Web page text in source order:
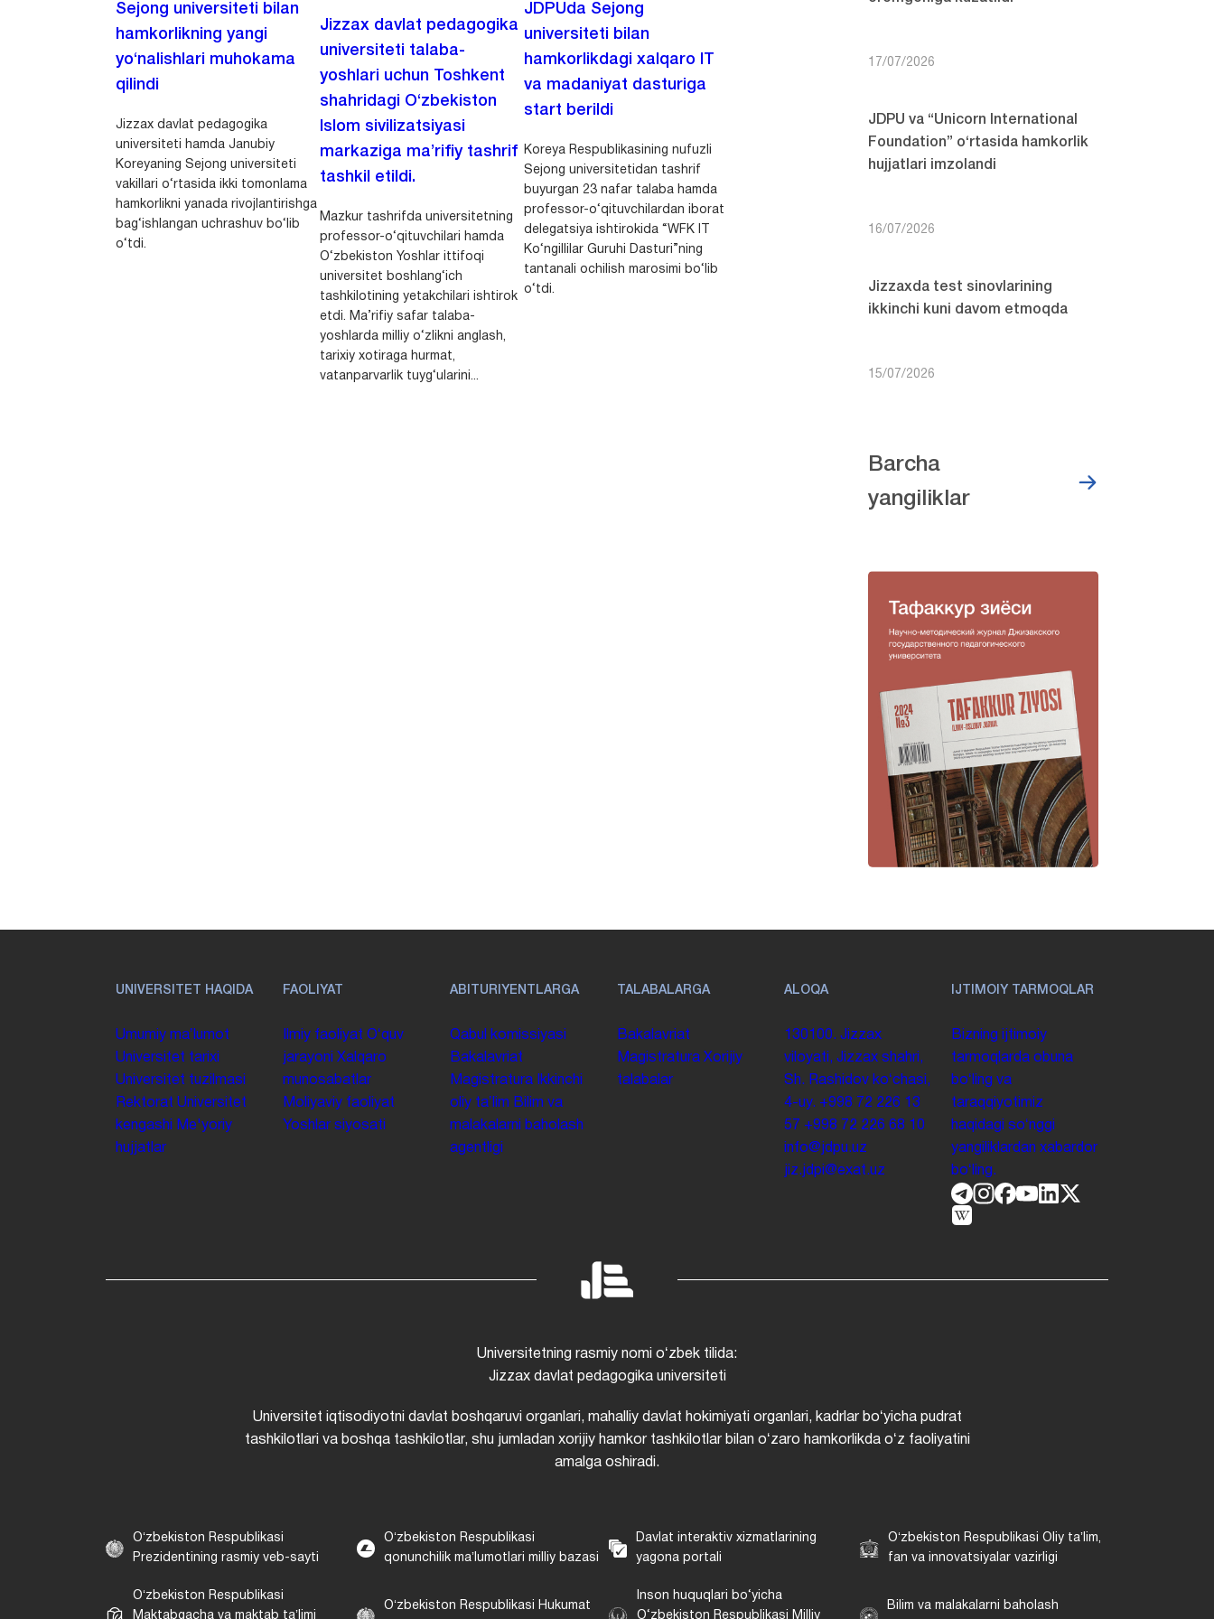
Sejong universiteti bilan
hamkorlikning yangi
yo‘nalishlari muhokama
qilindi
Jizzax davlat pedagogika
universiteti hamda Janubiy
Koreyaning Sejong universiteti
vakillari o‘rtasida ikki tomonlama
hamkorlikni yanada rivojlantirishga
bag‘ishlangan uchrashuv bo‘lib
o‘tdi.
Jizzax davlat pedagogika
universiteti talaba-
yoshlari uchun Toshkent
shahridagi O‘zbekiston
Islom sivilizatsiyasi
markaziga ma’rifiy tashrif
tashkil etildi.
Mazkur tashrifda universitetning
professor-o‘qituvchilari hamda
O‘zbekiston Yoshlar ittifoqi
universitet boshlang‘ich
tashkilotining yetakchilari ishtirok
etdi. Ma’rifiy safar talaba-
yoshlarda milliy o‘zlikni anglash,
tarixiy xotiraga hurmat,
vatanparvarlik tuyg‘ularini...
JDPUda Sejong
universiteti bilan
hamkorlikdagi xalqaro IT
va madaniyat dasturiga
start berildi
Koreya Respublikasining nufuzli
Sejong universitetidan tashrif
buyurgan 23 nafar talaba hamda
professor-o‘qituvchilardan iborat
delegatsiya ishtirokida “WFK IT
Ko‘ngillilar Guruhi Dasturi”ning
tantanali ochilish marosimi bo‘lib
o‘tdi.
17/07/2026
JDPU va “Unicorn International
Foundation” o‘rtasida hamkorlik
hujjatlari imzolandi
16/07/2026
Jizzaxda test sinovlarining
ikkinchi kuni davom etmoqda
15/07/2026
Barcha
yangiliklar
UNIVERSITET HAQIDA
Umumiy maʼlumot
Universitet tarixi
Universitet tuzilmasi
Rektorat Universitet
kengashi
Me'yoriy
hujjatlar
FAOLIYAT
Ilmiy faoliyat Oʻquv
jarayoni Xalqaro
munosabatlar
Moliyaviy faoliyat
Yoshlar siyosati
ABITURIYENTLARGA
Qabul komissiyasi
Bakalavriat
Magistratura
Ikkinchi
oliy taʼlim Bilim va
malakalarni baholash
agentligi
TALABALARGA
Bakalavriat
Magistratura Xorijiy
talabalar
ALOQA
130100. Jizzax
viloyati, Jizzax shahri,
Sh. Rashidov koʻchasi,
4-uy. +998 72 226 13
57 +998 72 226 68 10
info@jdpu.uz
jiz.jdpi@exat.uz
IJTIMOIY TARMOQLAR
Bizning ijtimoiy
tarmoqlarda obuna
boʻling va
taraqqiyotimiz
haqidagi soʻnggi
yangiliklardan xabardor
boʻling.
Universitetning rasmiy nomi oʻzbek tilida:
Jizzax davlat pedagogika universiteti
Universitet iqtisodiyotni davlat boshqaruvi organlari, mahalliy davlat hokimiyati organlari, kadrlar boʻyicha pudrat
tashkilotlari va boshqa tashkilotlar, shu jumladan xorijiy hamkor tashkilotlar bilan oʻzaro hamkorlikda oʻz faoliyatini
amalga oshiradi.
Oʻzbekiston Respublikasi
Prezidentining rasmiy veb-sayti
Oʻzbekiston Respublikasi
qonunchilik maʼlumotlari milliy bazasi
Davlat interaktiv xizmatlarining
yagona portali
Oʻzbekiston Respublikasi Oliy taʼlim,
fan va innovatsiyalar vazirligi
Oʻzbekiston Respublikasi
Maktabgacha va maktab taʼlimi
Oʻzbekiston Respublikasi Hukumat
Inson huquqlari bo‘yicha
O‘zbekiston Respublikasi Milliy
Bilim va malakalarni baholash